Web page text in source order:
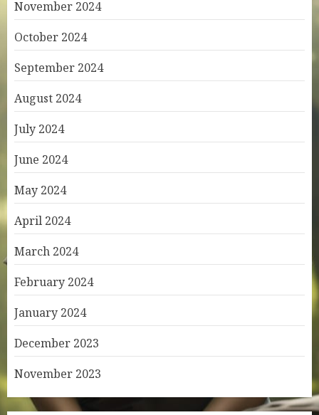
November 2024
October 2024
September 2024
August 2024
July 2024
June 2024
May 2024
April 2024
March 2024
February 2024
January 2024
December 2023
November 2023